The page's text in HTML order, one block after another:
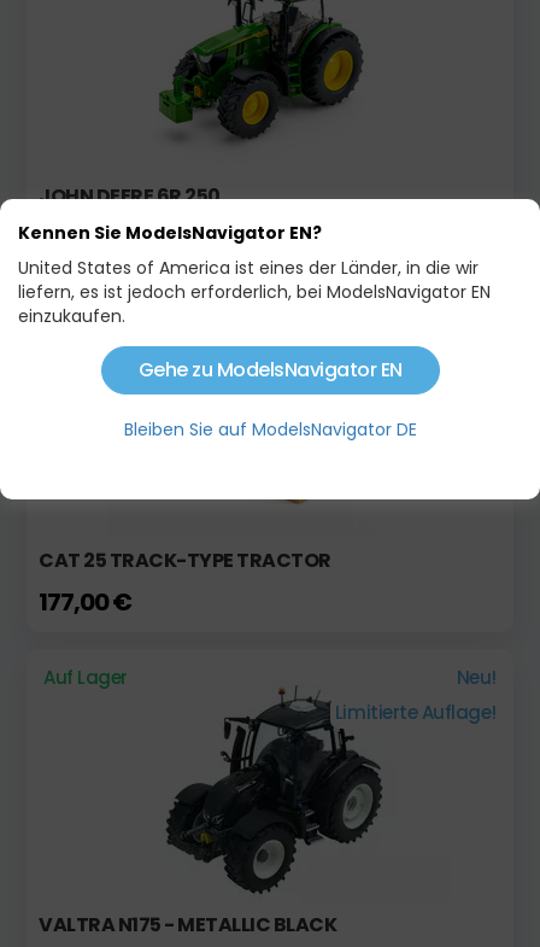
JOHN DEERE 6R 250
114,95 €109,90 €
Auf Lager
CAT 25 TRACK-TYPE TRACTOR
177,00 €
Auf Lager
Neu!
Limitierte Auflage!
VALTRA N175 - METALLIC BLACK
Kennen Sie ModelsNavigator EN?
United States of America ist eines der Länder, in die wir
liefern, es ist jedoch erforderlich, bei ModelsNavigator EN
einzukaufen.
Gehe zu ModelsNavigator EN
Bleiben Sie auf ModelsNavigator DE